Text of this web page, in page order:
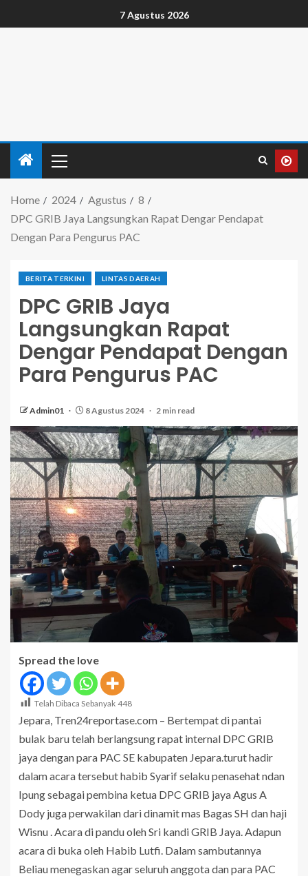
7 Agustus 2026
Home 2024 Agustus
8
DPC GRIB Jaya Langsungkan Rapat Dengar Pendapat
Dengan Para Pengurus PAC
BERITA TERKINI LINTAS DAERAH
DPC GRIB Jaya
Langsungkan Rapat
Dengar Pendapat Dengan
Para Pengurus PAC
Admin01 8 Agustus 2024 2 min read
Spread the love
Telah Dibaca Sebanyak 448
Jepara, Tren24reportase.com – Bertempat di pantai
bulak baru telah berlangsung rapat internal DPC GRIB
jaya dengan para PAC SE kabupaten Jepara.turut hadir
dalam acara tersebut habib Syarif selaku penasehat ndan
Ipung sebagai pembina ketua DPC GRIB jaya Agus A
Dody juga perwakilan dari dinamit mas Bagas SH dan haji
Wisnu . Acara di pandu oleh Sri kandi GRIB Jaya. Adapun
acara di buka oleh Habib Lutfi. Dalam sambutannya
Beliau menegaskan agar seluruh anggota dan para PAC